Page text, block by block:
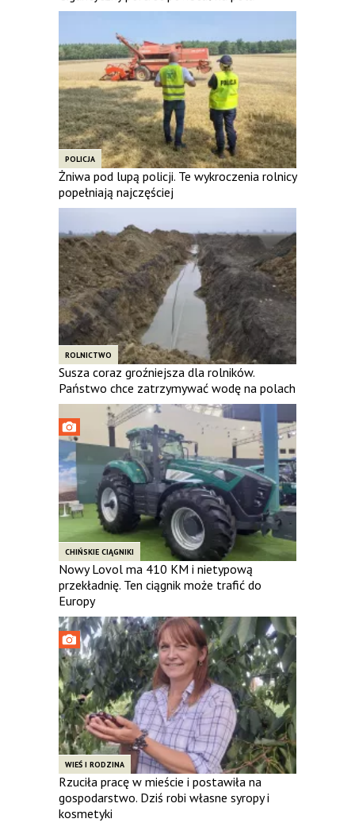
POLICJA
Żniwa pod lupą policji. Te wykroczenia rolnicy
popełniają najczęściej
ROLNICTWO
Susza coraz groźniejsza dla rolników.
Państwo chce zatrzymywać wodę na polach
CHIŃSKIE CIĄGNIKI
Nowy Lovol ma 410 KM i nietypową
przekładnię. Ten ciągnik może trafić do
Europy
WIEŚ I RODZINA
Rzuciła pracę w mieście i postawiła na
gospodarstwo. Dziś robi własne syropy i
kosmetyki